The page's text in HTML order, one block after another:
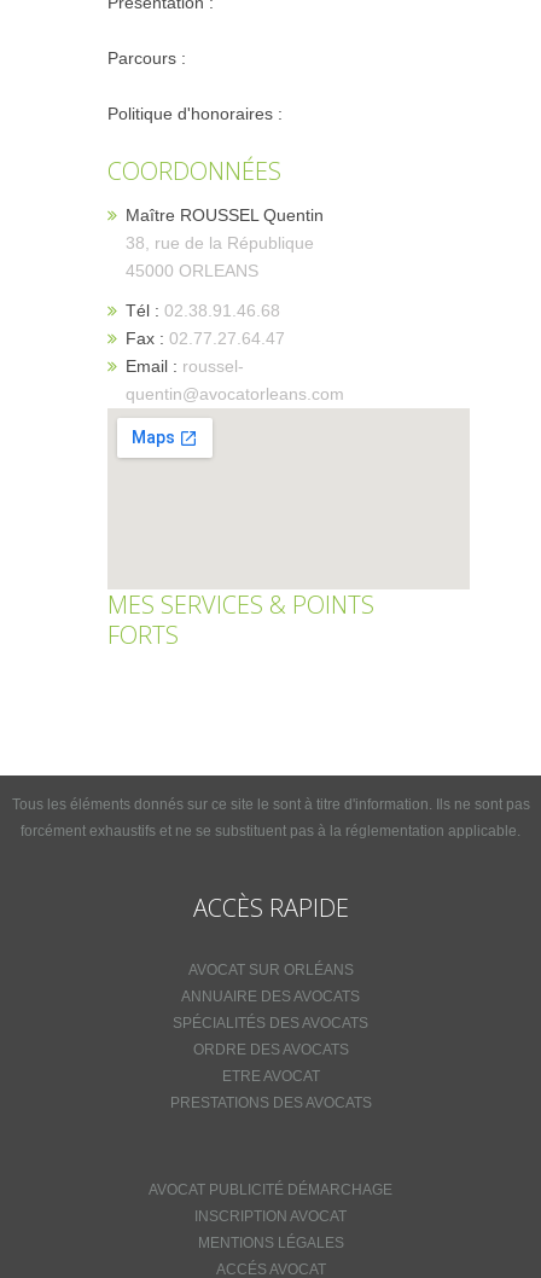
Parcours :
Politique d'honoraires :
COORDONNÉES
Maître ROUSSEL Quentin
38, rue de la République
45000 ORLEANS
Tél : 02.38.91.46.68
Fax : 02.77.27.64.47
Email : roussel-
quentin@avocatorleans.com
MES SERVICES & POINTS
FORTS
Tous les éléments donnés sur ce site le sont à titre d'information. Ils ne sont pas
forcément exhaustifs et ne se substituent pas à la réglementation applicable.
ACCÈS RAPIDE
AVOCAT SUR ORLÉANS
ANNUAIRE DES AVOCATS
SPÉCIALITÉS DES AVOCATS
ORDRE DES AVOCATS
ETRE AVOCAT
PRESTATIONS DES AVOCATS
AVOCAT PUBLICITÉ DÉMARCHAGE
INSCRIPTION AVOCAT
MENTIONS LÉGALES
ACCÉS AVOCAT